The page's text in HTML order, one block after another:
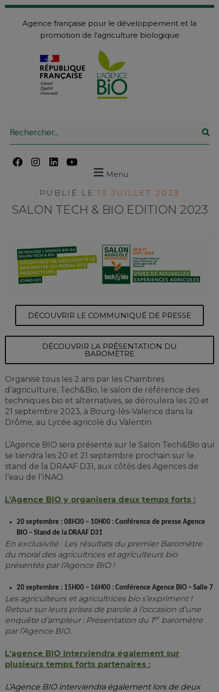
Agence française pour le développement et la
promotion de l'agriculture biologique
Menu
PUBLIÉ LE13 JUILLET 2023
SALON TECH & BIO EDITION 2023
DÉCOUVRIR LE COMMUNIQUÉ DE PRESSE
DÉCOUVRIR LA PRÉSENTATION DU
BAROMÈTRE
Organisé tous les 2 ans par les Chambres
d’agriculture, Tech&Bio, le salon de référence des
techniques bio et alternatives, se déroulera les 20 et
21 septembre 2023, à Bourg-lès-Valence dans la
Drôme, au Lycée agricole du Valentin.
L’Agence BIO sera présente sur le Salon Tech&Bio qui
se tiendra les 20 et 21 septembre prochain sur le
stand de la DRAAF D31, aux côtés des Agences de
l’eau de l’INAO.
L’Agence BIO y organisera deux temps forts :
20 septembre : 08H30 – 10H00 : Conférence de presse Agence
BIO – Stand de la DRAAF D31
En exclusivité : Les résultats du premier Baromètre
du moral des agricultrices et agriculteurs bio
présentés par l’Agence BIO !
20 septembre : 15H00 – 16H00 : Conférence Agence BIO – Salle 7
Les agriculteurs et agricultrices bio s’expriment !
Retour sur leurs prises de parole à l’occasion d’une
enquête d’ampleur : Présentation du 1erbaromètre
par l’Agence BIO.
L’agence BIO interviendra également sur
plusieurs temps forts partenaires :
L’Agence BIO interviendra également lors de deux